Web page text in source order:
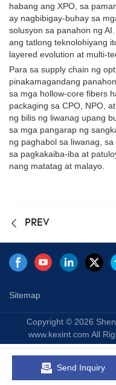
habang ang XPO, sa
ay nagbibigay-buhay sa
solusyon sa panahon ng
ang tatlong teknolohiyang
layered evolution at multi-
Para sa supply chain ng
pinakamagandang
sa mga hollow-core fibers
packaging sa CPO, NPO,
ng bilis ng liwanag upang
sa mga pangarap ng
ng paghabol sa liwanag,
sa pagkakaiba-iba at
nang matatag at malayo.
PREV
Sitemap
Copyright © 2026
www.kexint.com All
Send Inquiry